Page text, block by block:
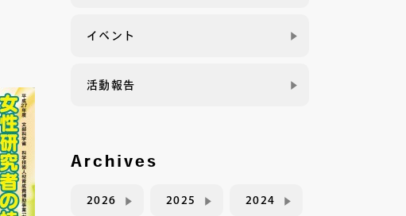
イベント
活動報告
Archives
2026 2025 2024